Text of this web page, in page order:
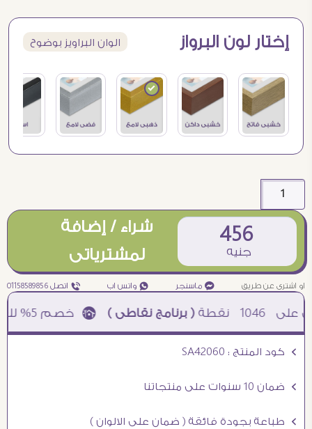
إختار لون البرواز الوان البراويز بوضوح
456
جنيه
شراء / إضافة
لمشترياتى
او اشترى عن طريق ¥ ماسنجر ₧ واتس اب ƒ اتصل 01158589856
1046 نقطة( برنامج نقاطى )à خصم 5% للعملاء الجدد à شحن مجانى عند الشراء ب 4000 جنيه à
Ö كود المنتج : SA42060
Ö ضمان 10 سنوات على منتجاتنا
Ö طباعة بجودة فائقة ( ضمان على الالوان )